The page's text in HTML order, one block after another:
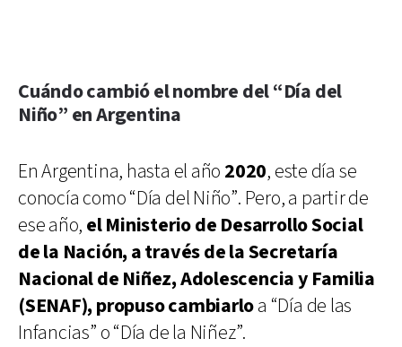
Cuándo cambió el nombre del “Día del
Niño” en Argentina
En Argentina, hasta el año 2020, este día se
conocía como “Día del Niño”. Pero, a partir de
ese año, el Ministerio de Desarrollo Social
de la Nación, a través de la Secretaría
Nacional de Niñez, Adolescencia y Familia
(SENAF), propuso cambiarloa “Día de las
Infancias” o “Día de la Niñez”.